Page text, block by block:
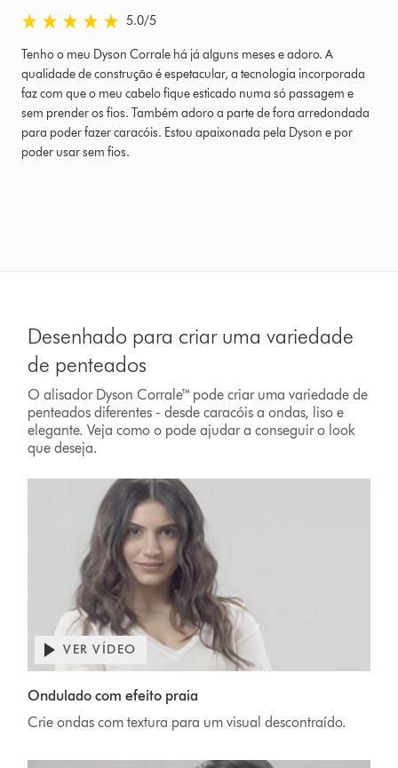
5.0
estrelas
de
5
em
Comentário
em
5.0/5
Tenho o meu Dyson Corrale há já alguns meses e adoro. A
qualidade de construção é espetacular, a tecnologia incorporada
faz com que o meu cabelo fique esticado numa só passagem e
sem prender os fios. Também adoro a parte de fora arredondada
para poder fazer caracóis. Estou apaixonada pela Dyson e por
poder usar sem fios.
Desenhado para criar uma variedade
de penteados
O alisador Dyson Corrale™ pode criar uma variedade de
penteados diferentes - desde caracóis a ondas, liso e
elegante. Veja como o pode ajudar a conseguir o look
que deseja.
VER VÍDEO
Ondulado com efeito praia
Crie ondas com textura para um visual descontraído.